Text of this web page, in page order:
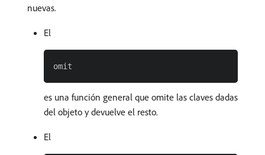
nuevas.
El
es una función general que omite las claves dadas
del objeto y devuelve el resto.
El